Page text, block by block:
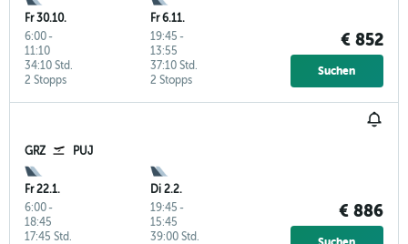
Fr 30.10.
6:00-
11:10
2 Stopps
34:10 Std.
Fr 6.11.
19:45 -
13:55
2 Stopps
37:10 Std.
€ 852
Suchen
GRZ PUJ
Fr 22.1.
6:00-
18:45
17:45 Std.
Di 2.2.
19:45 -
15:45
39:00 Std.
€ 886